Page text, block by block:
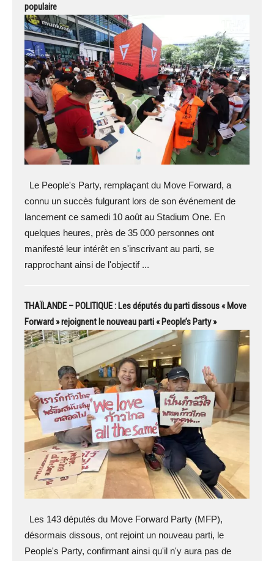
populaire
Le People's Party, remplaçant du Move Forward, a
connu un succès fulgurant lors de son événement de
lancement ce samedi 10 août au Stadium One. En
quelques heures, près de 35 000 personnes ont
manifesté leur intérêt en s'inscrivant au parti, se
rapprochant ainsi de l'objectif ...
THAÏLANDE – POLITIQUE : Les députés du parti dissous « Move
Forward » rejoignent le nouveau parti « People’s Party »
Les 143 députés du Move Forward Party (MFP),
désormais dissous, ont rejoint un nouveau parti, le
People's Party, confirmant ainsi qu'il n'y aura pas de